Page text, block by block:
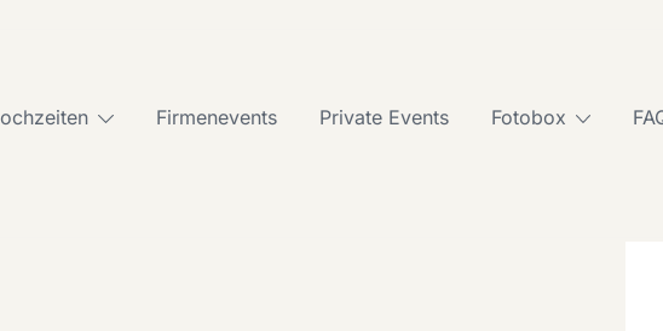
Firmenevents Private Events Fotobox